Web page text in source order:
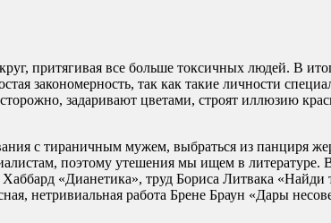
притягивая все больше токсичных людей. В
закономерность, так как такие личности
задаривают цветами, строят иллюзию
с тираничным мужем, выбраться из панциря
поэтому утешения мы ищем в литературе.
«Дианетика», труд Бориса Литвака
нетривиальная работа Брене Браун «Дары